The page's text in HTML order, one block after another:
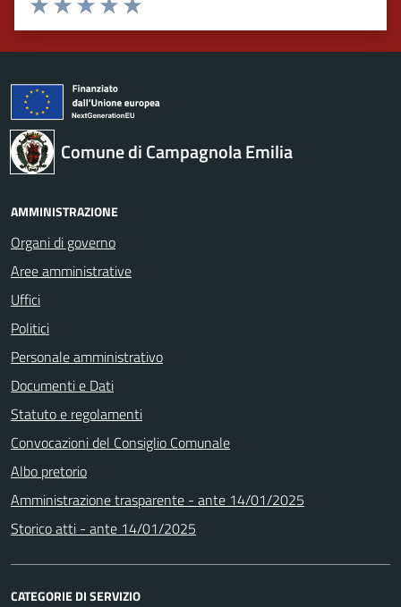
Valuta 5 stelle su 5
Valuta 4 stelle su 5
Valuta 3 stelle su 5
Valuta 2 stelle su 5
Valuta 1 stelle su 5
Comune di Campagnola Emilia
AMMINISTRAZIONE
Organi di governo
Aree amministrative
Uffici
Politici
Personale amministrativo
Documenti e Dati
Statuto e regolamenti
Convocazioni del Consiglio Comunale
Albo pretorio
Amministrazione trasparente - ante 14/01/2025
Storico atti - ante 14/01/2025
CATEGORIE DI SERVIZIO